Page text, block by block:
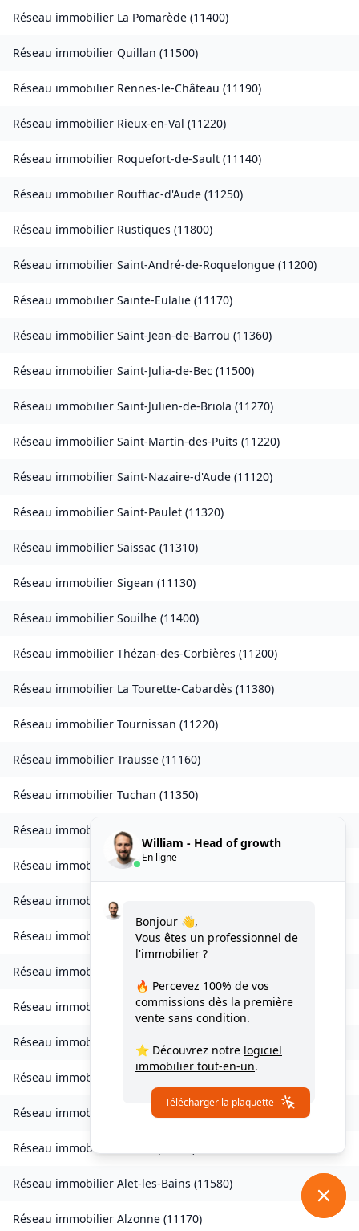
Réseau immobilier La Pomarède (11400)
Réseau immobilier Quillan (11500)
Réseau immobilier Rennes-le-Château (11190)
Réseau immobilier Rieux-en-Val (11220)
Réseau immobilier Roquefort-de-Sault (11140)
Réseau immobilier Rouffiac-d'Aude (11250)
Réseau immobilier Rustiques (11800)
Réseau immobilier Saint-André-de-Roquelongue (11200)
Réseau immobilier Sainte-Eulalie (11170)
Réseau immobilier Saint-Jean-de-Barrou (11360)
Réseau immobilier Saint-Julia-de-Bec (11500)
Réseau immobilier Saint-Julien-de-Briola (11270)
Réseau immobilier Saint-Martin-des-Puits (11220)
Réseau immobilier Saint-Nazaire-d'Aude (11120)
Réseau immobilier Saint-Paulet (11320)
Réseau immobilier Saissac (11310)
Réseau immobilier Sigean (11130)
Réseau immobilier Souilhe (11400)
Réseau immobilier Thézan-des-Corbières (11200)
Réseau immobilier La Tourette-Cabardès (11380)
Réseau immobilier Tournissan (11220)
Réseau immobilier Trausse (11160)
Réseau immobilier Tuchan (11350)
Réseau immobilierValmigère
Réseau immobilier Ventenac-en-Minervois
Réseau immobilierVerdun-en-Lauragais
Réseau immobilier Vignevieille(11330)
Réseau immobilier
Réseau immobilier Villanière(11600 )
Réseau immobilier Villardebelle
Réseau immobilier
Réseau immobilier Villefloure 11570
Réseau immobilier
Réseau immobilier Alet-les-Bains (11580)
Réseau immobilier Alzonne (11170)
William - Head of growth
En ligne
Bonjour 👋,
Vous êtes un professionnel de
l'immobilier ?
🔥 Percevez 100% de vos
commissions dès la première
vente sans condition.
⭐ Découvrez notre logiciel
immobilier tout-en-un.
Télécharger la plaquette